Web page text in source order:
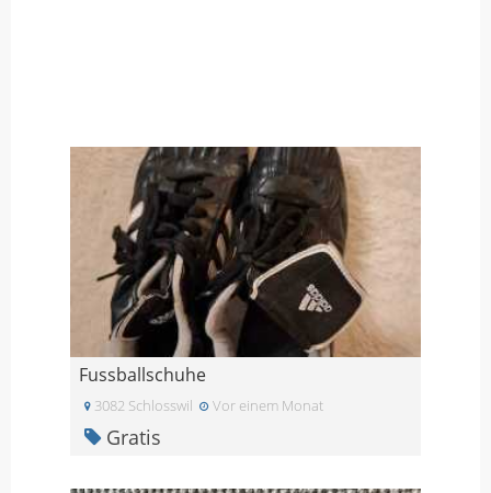
Fussballschuhe
3082 Schlosswil Vor einem Monat
Gratis